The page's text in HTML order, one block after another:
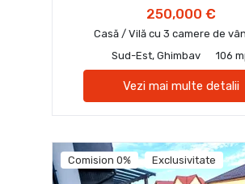
250,000 €
Casă / Vilă cu 3 camere de
Sud-Est, Ghimbav
106
Vezi mai multe detalii
Comision 0% Exclusivitate